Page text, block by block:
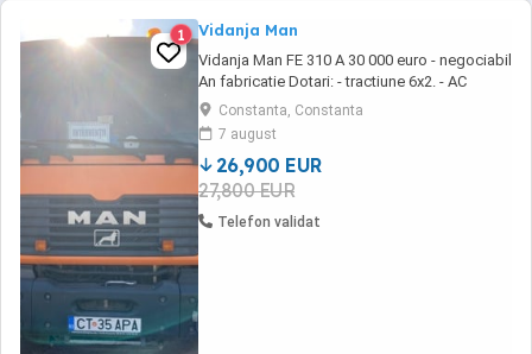
1 Vidanja Man
Vidanja Man FE 310 A 30 000 euro - negociabil
An fabricatie Dotari: - tractiune 6x2. - AC
functional - webasto(siroco) - oglinzi
incalzite - geamuri electrice Echipament : -
pompa de vid SAMSON -pompa de voma
URACA Capacitate de vidanjare ...
Constanta, Constanta
7 august
26,900 EUR
27,800 EUR
Telefon validat